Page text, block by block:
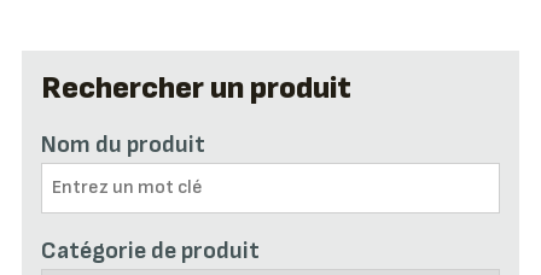
Rechercher un produit
Nom du produit
Catégorie de produit